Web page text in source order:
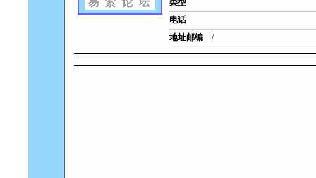
类型
电话
地址邮编
/